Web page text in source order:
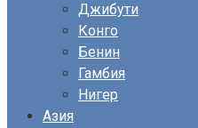
Джибути
Конго
Бенин
Гамбия
Нигер
Азия